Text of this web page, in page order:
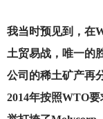
我当时预见到，在
土贸易战，唯一的
公司的稀土矿产再
2014年按照WTO